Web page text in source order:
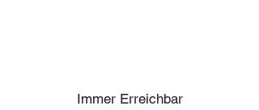
Immer Erreichbar